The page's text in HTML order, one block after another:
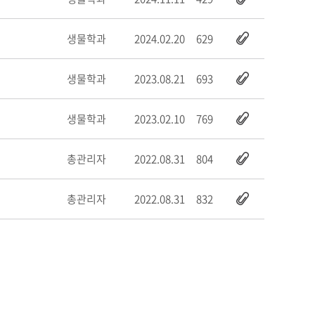
생물학과 2024.02.20 629
생물학과 2023.08.21 693
생물학과 2023.02.10 769
총관리자 2022.08.31 804
총관리자 2022.08.31 832